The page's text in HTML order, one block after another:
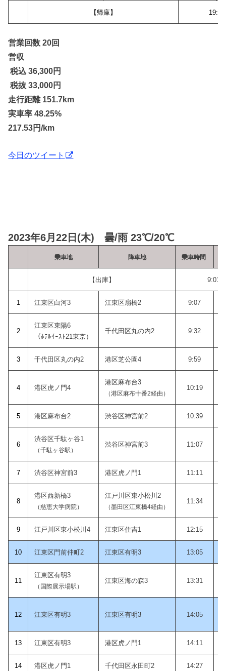
【帰庫】 19:09
営業回数 20回
営収
税込 36,300円
税抜 33,000円
走行距離 151.7km
実車率 48.25%
217.53円/km
今日のツイート
2023年6月22日(木) 曇/雨 23℃/20℃
乗車地 降車地 乗車時間
【出庫】 9:01
1 江東区白河3 江東区扇橋2 9:07
2
江東区東陽6
（ﾎﾃﾙｲｰｽﾄ21東京）
千代田区丸の内2 9:32
3 千代田区丸の内2 港区芝公園4 9:59
4 港区虎ノ門4
港区麻布台3
（港区麻布十番2経由）
10:19
5 港区麻布台2 渋谷区神宮前2 10:39
6
渋谷区千駄ヶ谷1
（千駄ヶ谷駅）
渋谷区神宮前3 11:07
7 渋谷区神宮前3 港区虎ノ門1 11:11
8
港区西新橋3
（慈恵大学病院）
江戸川区東小松川2
（墨田区江東橋4経由）
11:34
9 江戸川区東小松川4 江東区住吉1 12:15
10 江東区門前仲町2 江東区有明3 13:05
11
江東区有明3
（国際展示場駅）
江東区海の森3 13:31
12 江東区有明3 江東区有明3 14:05
13 江東区有明3 港区虎ノ門1 14:11
14 港区虎ノ門1 千代田区永田町2 14:27